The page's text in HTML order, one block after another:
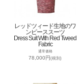
レッドツィード生地のワ
ンピーススーツ
Dress Suit With Red Tweed
Fabric
通常価格
78,000円(税別)